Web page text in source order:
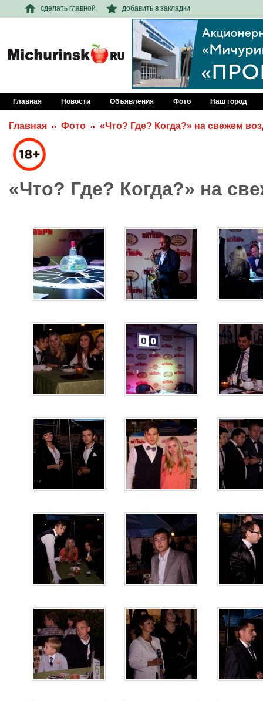
сделать главной добавить в закладки
Главная Новости Объявления Фото Наш город
Главная Фото «Что? Где? Когда?» на свежем
«Что? Где? Когда?» на